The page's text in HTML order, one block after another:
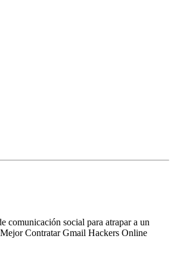
comunicación social para atrapar a un
Contratar Gmail Hackers Online